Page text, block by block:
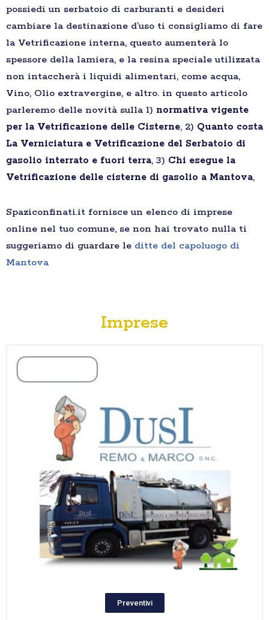
possiedi un serbatoio di carburanti e desideri
cambiare la destinazione d’uso ti consigliamo di fare
la Vetrificazione interna, questo aumenterà lo
spessore della lamiera, e la resina speciale utilizzata
non intaccherà i liquidi alimentari, come acqua,
Vino, Olio extravergine, e altro. in questo articolo
parleremo delle novità sulla 1) normativa vigente
per la Vetrificazione delle Cisterne, 2) Quanto costa
La Verniciatura e Vetrificazione del Serbatoio di
gasolio interrato e fuori terra, 3) Chi esegue la
Vetrificazione delle cisterne di gasolio a Mantova,
Spaziconfinati.it fornisce un elenco di imprese
online nel tuo comune, se non hai trovato nulla ti
suggeriamo di guardare le ditte del capoluogo di
Mantova
Imprese
Preventivi